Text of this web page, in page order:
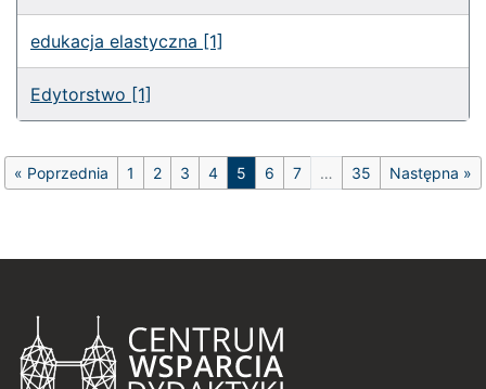
edukacja elastyczna [1]
Edytorstwo [1]
Nawigacja na stronie
« Poprzednia 1 2 3 4 5 6 7 … 35 Następna »